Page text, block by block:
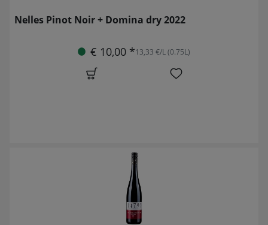
Nelles Pinot Noir + Domina dry 2022
€ 10,00 *13,33 €/L (0.75L)